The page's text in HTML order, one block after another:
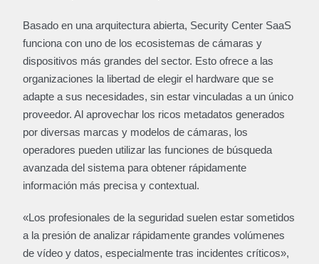
Basado en una arquitectura abierta, Security Center SaaS
funciona con uno de los ecosistemas de cámaras y
dispositivos más grandes del sector. Esto ofrece a las
organizaciones la libertad de elegir el hardware que se
adapte a sus necesidades, sin estar vinculadas a un único
proveedor. Al aprovechar los ricos metadatos generados
por diversas marcas y modelos de cámaras, los
operadores pueden utilizar las funciones de búsqueda
avanzada del sistema para obtener rápidamente
información más precisa y contextual.
«Los profesionales de la seguridad suelen estar sometidos
a la presión de analizar rápidamente grandes volúmenes
de vídeo y datos, especialmente tras incidentes críticos»,